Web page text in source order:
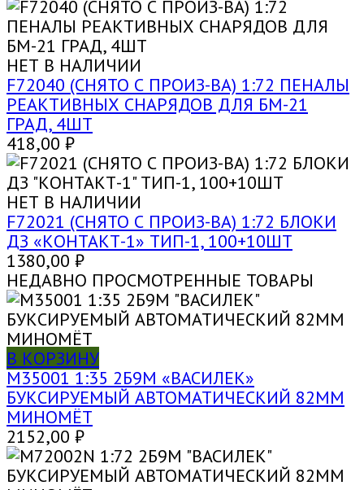
НЕТ В НАЛИЧИИ
F72040 (СНЯТО С ПРОИЗ-ВА) 1:72 ПЕНАЛЫ
РЕАКТИВНЫХ СНАРЯДОВ ДЛЯ БМ-21
ГРАД, 4ШТ
418,00 ₽
НЕТ В НАЛИЧИИ
F72021 (СНЯТО С ПРОИЗ-ВА) 1:72 БЛОКИ
ДЗ «КОНТАКТ-1» ТИП-1, 100+10ШТ
1380,00 ₽
НЕДАВНО ПРОСМОТРЕННЫЕ ТОВАРЫ
В КОРЗИНУ
M35001 1:35 2Б9М «ВАСИЛЕК»
БУКСИРУЕМЫЙ АВТОМАТИЧЕСКИЙ 82ММ
МИНОМЁТ
2152,00 ₽